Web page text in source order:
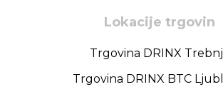
Lokacije trgovin
Trgovina DRINX
Trgovina DRINX BTC